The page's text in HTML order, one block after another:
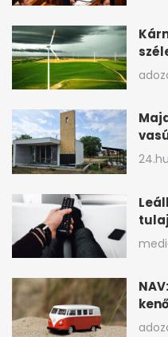
24.hu